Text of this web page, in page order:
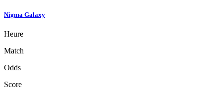
Nigma Galaxy
Heure
Match
Odds
Score